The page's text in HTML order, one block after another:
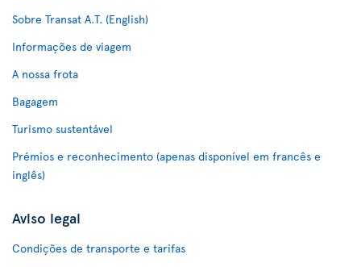
Sobre Transat A.T. (English)
Informações de viagem
A nossa frota
Bagagem
Turismo sustentável
Prémios e reconhecimento (apenas disponível em francês e
inglês)
Aviso legal
Condições de transporte e tarifas